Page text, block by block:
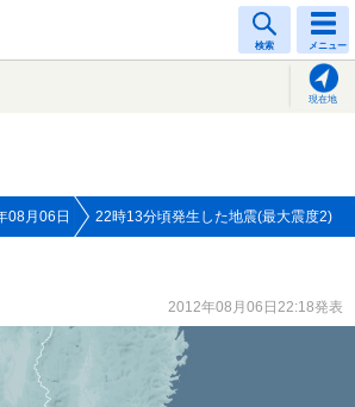
検索 メニュー
現在地
08月06日 22時13分頃発生した地震(最大震度2)
2012年08月06日22:18発表